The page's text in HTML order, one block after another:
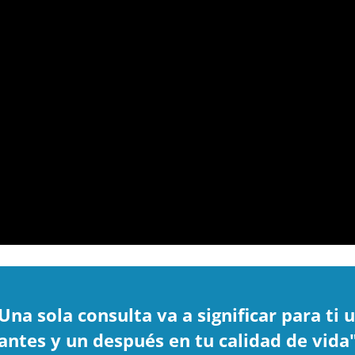
sola consulta va a significar para ti
y un después en tu calidad de